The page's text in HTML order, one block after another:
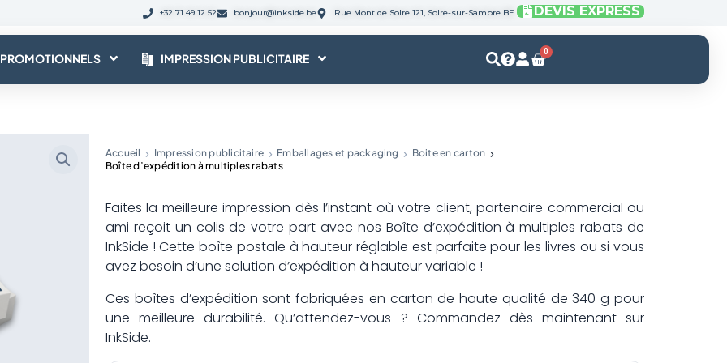
+32 71 49 12 52 bonjour@inkside.be Rue Mont de Solre 121, Solre-sur-Sambre BE DEVIS EXPRESS
IMPRESSION PUBLICITAIRE 0
Panier
Accueil Impression publicitaire Emballages et packaging
Boite en carton
Boîte d’expédition à multiples rabats
Faites la meilleure impression dès l’instant où votre client, partenaire commercial ou
ami reçoit un colis de votre part avec nos Boîte d’expédition à multiples rabats de
InkSide ! Cette boîte postale à hauteur réglable est parfaite pour les livres ou si vous
avez besoin d’une solution d’expédition à hauteur variable !
Ces boîtes d’expédition sont fabriquées en carton de haute qualité de 340 g pour
une meilleure durabilité. Qu’attendez-vous ? Commandez dès maintenant sur
InkSide.